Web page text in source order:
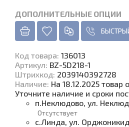
ДОПОЛНИТЕЛЬНЫЕ ОПЦИИ
Код товара: 136013
Артикул: BZ-5D218-1
Штрихкод: 2039140392728
Наличие: На 18.12.2025 товар
Уточните наличие и сроки
п.Неклюдово, ул.
Отсутствует
с.Линда, ул.